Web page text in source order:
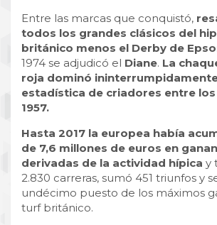
Entre las marcas que conquistó,
todos los grandes clásicos del
británico menos el Derby de
1974 se adjudicó el Diane. La
roja dominó
estadística de criadores entre los
1957.
Hasta 2017 la europea había
de 7,6 millones de euros en
derivadas de la actividad hípica y
2.830 carreras, sumó 451 triunfos y
undécimo puesto de los máximos
turf británico.